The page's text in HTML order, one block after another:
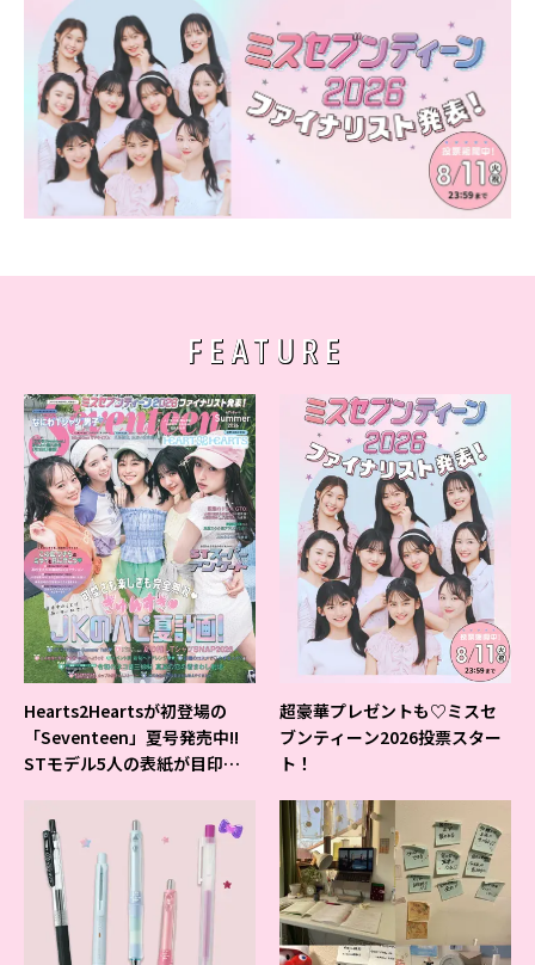
FEATURE
Hearts2Heartsが初登場の
「Seventeen」夏号発売中!!
STモデル5人の表紙が目印だ
超豪華プレゼントも♡ミスセ
ブンティーン2026投票スター
ト！